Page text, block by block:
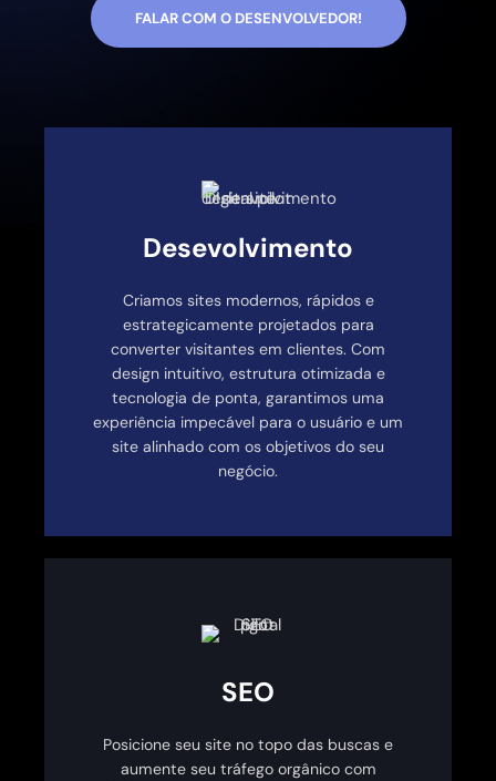
FALAR COM O DESENVOLVEDOR!
Desevolvimento
Criamos sites modernos, rápidos e
estrategicamente projetados para
converter visitantes em clientes. Com
design intuitivo, estrutura otimizada e
tecnologia de ponta, garantimos uma
experiência impecável para o usuário e um
site alinhado com os objetivos do seu
negócio.
SEO
Posicione seu site no topo das buscas e
aumente seu tráfego orgânico com